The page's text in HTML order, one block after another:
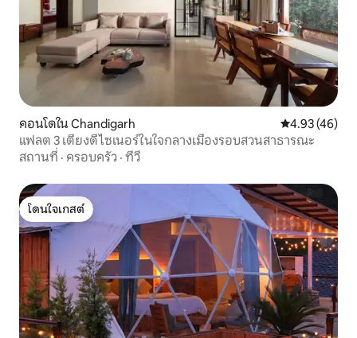
คอนโดใน Chandigarh คะแนนเฉลี่ย
4.93 (46)
แฟลต 3 เตียงดีไซเนอร์ในใจกลางเมืองรอบสวนสาธารณะ
สถานที่ · ครอบครัว · ทีวี
โดนใจเกสต์
โดนใจเกสต์